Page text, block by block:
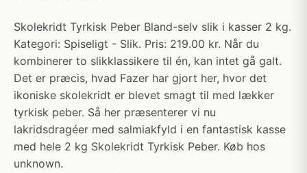
Skolekridt Tyrkisk Peber Bland-selv slik i kasser 2 kg.
Kategori: Spiseligt - Slik. Pris: 219.00 kr. Når du
kombinerer to slikklassikere til én, kan intet gå galt.
Det er præcis, hvad Fazer har gjort her, hvor det
ikoniske skolekridt er blevet smagt til med lækker
tyrkisk peber. Så her præsenterer vi nu
lakridsdragéer med salmiakfyld i en fantastisk kasse
med hele 2 kg Skolekridt Tyrkisk Peber. Køb hos
unknown.